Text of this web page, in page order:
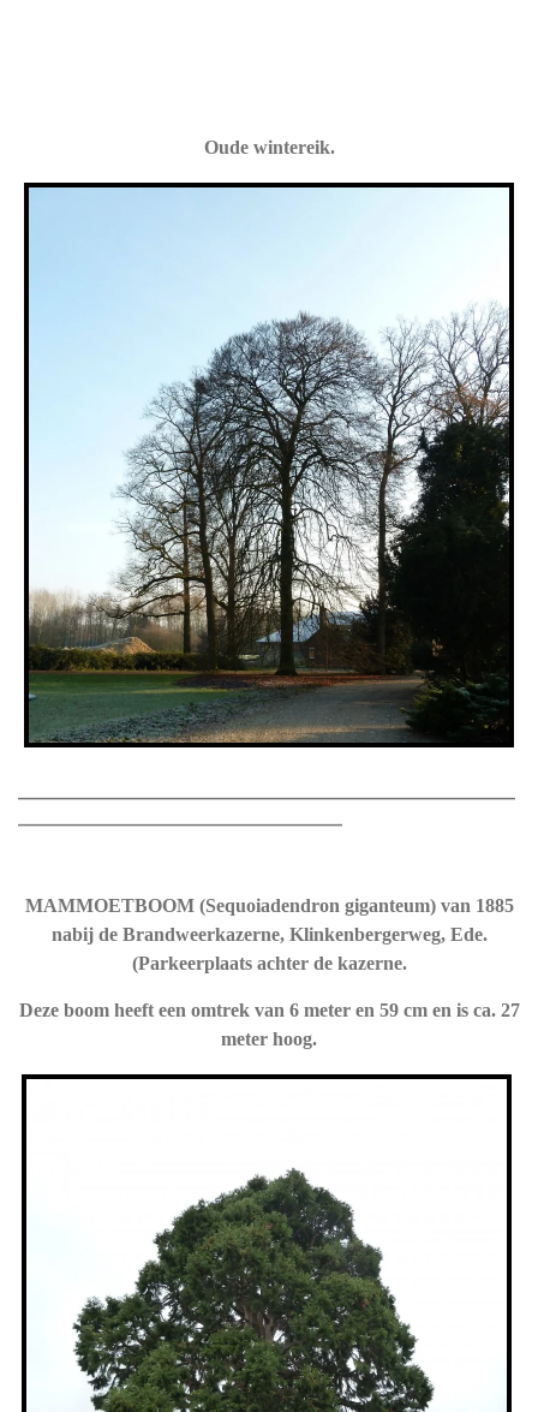
Oude wintereik.
MAMMOETBOOM (Sequoiadendron giganteum) van 1885
nabij de Brandweerkazerne, Klinkenbergerweg, Ede.
(Parkeerplaats achter de kazerne.
Deze boom heeft een omtrek van 6 meter en 59 cm en is ca. 27
meter hoog.